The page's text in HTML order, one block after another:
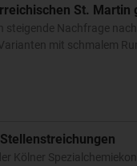
St. Martin
steigende Nachfrage
mit schmalem
Kölner